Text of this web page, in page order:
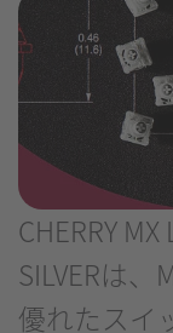
CHERRY
SILVERは、
優れたスイ